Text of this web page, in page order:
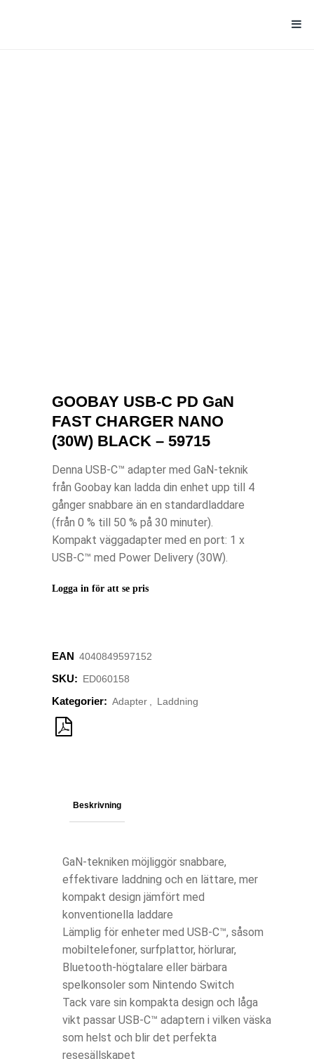
GOOBAY USB-C PD GaN
FAST CHARGER NANO
(30W) BLACK – 59715
Denna USB-C™ adapter med GaN-teknik
från Goobay kan ladda din enhet upp till 4
gånger snabbare än en standardladdare
(från 0 % till 50 % på 30 minuter).
Kompakt väggadapter med en port: 1 x
USB-C™ med Power Delivery (30W).
Logga in för att se pris
EAN 4040849597152
SKU: ED060158
Kategorier: Adapter Laddning
Beskrivning
GaN-tekniken möjliggör snabbare,
effektivare laddning och en lättare, mer
kompakt design jämfört med
konventionella laddare
Lämplig för enheter med USB-C™, såsom
mobiltelefoner, surfplattor, hörlurar,
Bluetooth-högtalare eller bärbara
spelkonsoler som Nintendo Switch
Tack vare sin kompakta design och låga
vikt passar USB-C™ adaptern i vilken väska
som helst och blir det perfekta
resesällskapet